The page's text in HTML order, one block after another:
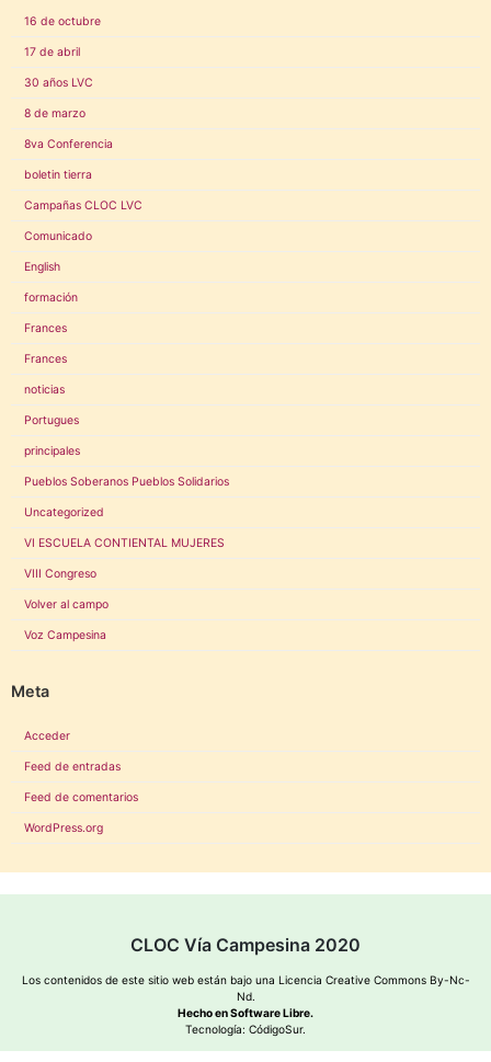
16 de octubre
17 de abril
30 años LVC
8 de marzo
8va Conferencia
boletin tierra
Campañas CLOC LVC
Comunicado
English
formación
Frances
Frances
noticias
Portugues
principales
Pueblos Soberanos Pueblos Solidarios
Uncategorized
VI ESCUELA CONTIENTAL MUJERES
VIII Congreso
Volver al campo
Voz Campesina
Meta
Acceder
Feed de entradas
Feed de comentarios
WordPress.org
CLOC Vía Campesina 2020
Los contenidos de este sitio web están bajo una Licencia Creative Commons By-Nc-
Nd.
Hecho en Software Libre.
Tecnología: CódigoSur.